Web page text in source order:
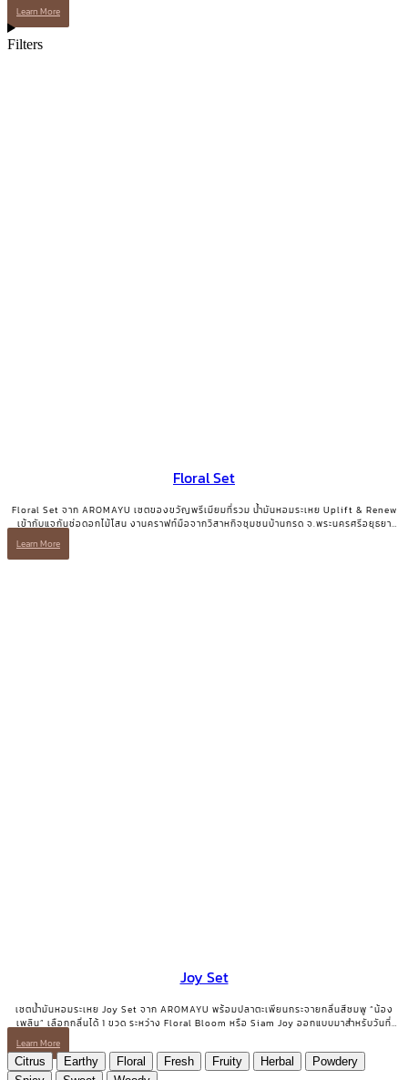
Learn More
Filters
Floral Set
Floral Set จาก AROMAYU เซตของขวัญพรีเมียมที่รวม น้ำมันหอมระเหย Uplift & Renew
เข้ากับแจกันช่อดอกไม้โสน งานคราฟท์มือจากวิสาหกิจชุมชนบ้านกรด จ.พระนครศรีอยุธยา
Learn More
Joy Set
เซตน้ำมันหอมระเหย Joy Set จาก AROMAYU พร้อมปลาตะเพียนกระจายกลิ่นสีชมพู “น้อง
เพลิน” เลือกกลิ่นได้ 1 ขวด ระหว่าง Floral Bloom หรือ Siam Joy ออกแบบมาสำหรับวันที่
Learn More
Citrus
Earthy Floral Fresh Fruity Herbal
Powdery